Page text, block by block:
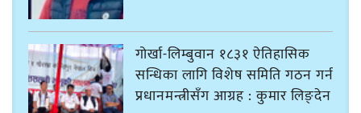
गोर्खा-लिम्बुवान १८३१ ऐतिहासिक
सन्धिका लागि विशेष समिति गठन गर्न
प्रधानमन्त्रीसँग आग्रह : कुमार लिङ्देन